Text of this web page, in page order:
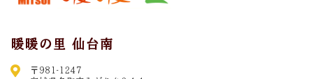
暖暖の里 仙台南
〒981-1247